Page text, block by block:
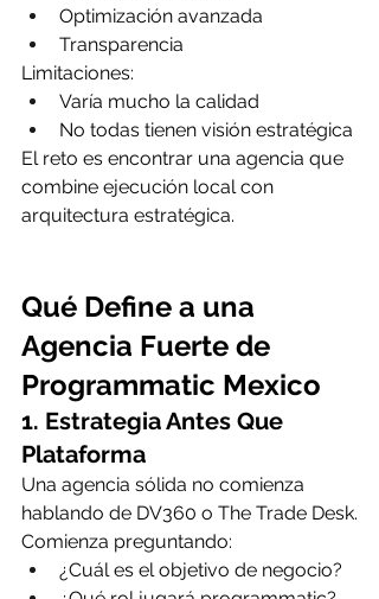
Optimización avanzada
Transparencia
Limitaciones:
Varía mucho la calidad
No todas tienen visión estratégica
El reto es encontrar una agencia que
combine ejecución local con
arquitectura estratégica.
Qué Define a una
Agencia Fuerte de
Programmatic Mexico
1. Estrategia Antes Que
Plataforma
Una agencia sólida no comienza
hablando de DV360 o The Trade Desk.
Comienza preguntando:
¿Cuál es el objetivo de negocio?